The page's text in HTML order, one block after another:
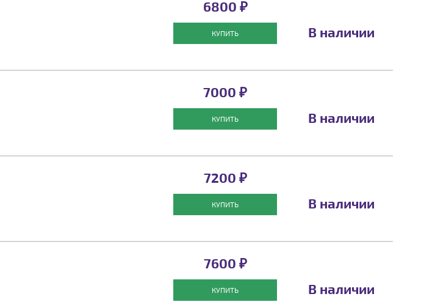
6800 ₽
КУПИТЬ В наличии
7000 ₽
КУПИТЬ В наличии
7200 ₽
КУПИТЬ В наличии
7600 ₽
КУПИТЬ В наличии